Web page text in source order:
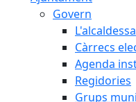
Govern
L'alcaldessa
Càrrecs
Agenda
Regidories
Grups